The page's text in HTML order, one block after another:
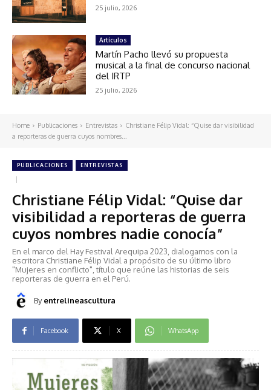
25 julio, 2026
Artículos
Martín Pacho llevó su propuesta
musical a la final de concurso nacional
del IRTP
25 julio, 2026